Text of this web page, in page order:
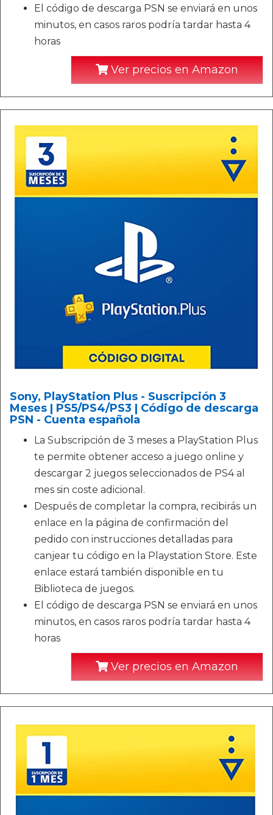
El código de descarga PSN se enviará en unos
minutos, en casos raros podría tardar hasta 4
horas
Ver precios en Amazon
Sony, PlayStation Plus - Suscripción 3
Meses | PS5/PS4/PS3 | Código de descarga
PSN - Cuenta española
La Subscripción de 3 meses a PlayStation Plus
te permite obtener acceso a juego online y
descargar 2 juegos seleccionados de PS4 al
mes sin coste adicional.
Después de completar la compra, recibirás un
enlace en la página de confirmación del
pedido con instrucciones detalladas para
canjear tu código en la Playstation Store. Este
enlace estará también disponible en tu
Biblioteca de juegos.
El código de descarga PSN se enviará en unos
minutos, en casos raros podría tardar hasta 4
horas
Ver precios en Amazon